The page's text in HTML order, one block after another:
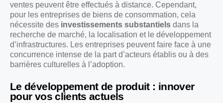
ventes peuvent être effectués à distance. Cependant,
pour les entreprises de biens de consommation, cela
nécessite des investissements substantiels dans la
recherche de marché, la localisation et le développement
d’infrastructures. Les entreprises peuvent faire face à une
concurrence intense de la part d’acteurs établis ou à des
barrières culturelles à l’adoption.
Le développement de produit : innover
pour vos clients actuels